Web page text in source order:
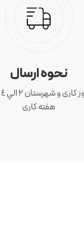
نحوه ارسال
هفته کاری